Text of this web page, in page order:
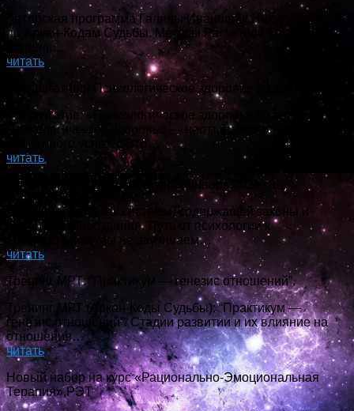
Авторская программа Галины Ивановны Никульниковой
по Аркан-Кодам Судьбы. Методы Расчетной Тарологии. 2
ступень…
читать
Факультатив: «Психологическое здоровье в картах таро».
Факультатив: «Психологическое здоровье в картах таро».
Психологическое здоровье — неотъемлемая часть
жизненного успеха. Это…
читать
Новый набор! Обучение Таро, январь 2020 год.
Изучение Таро, как системы, содержащей законы и
принципы Мироздания. Путь от психологии к
предсказанию! Мы не заучиваем…
читать
Тренинг МРТ: “Практикум — генезис отношений”.
Тренинг МРТ (Аркан-Коды Судьбы): “Практикум —
генезис отношений”. Стадии развитии и их влияние на
отношения…
читать
Новый набор на курс «Рационально-Эмоциональная
Терапия»,РЭТ